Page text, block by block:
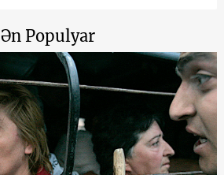
Ən Populyar